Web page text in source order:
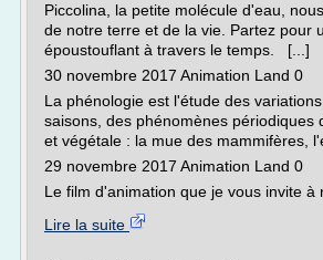
Piccolina, la petite molécule d'eau,
de notre terre et de la vie. Partez pour
époustouflant à travers le temps. [...]
30 novembre 2017 Animation Land 0
La phénologie est l'étude des
saisons, des phénomènes périodiques
et végétale : la mue des mammifères,
29 novembre 2017 Animation Land 0
Le film d'animation que je vous invite à
Lire la suite